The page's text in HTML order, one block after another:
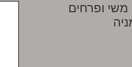
משי ופרחים